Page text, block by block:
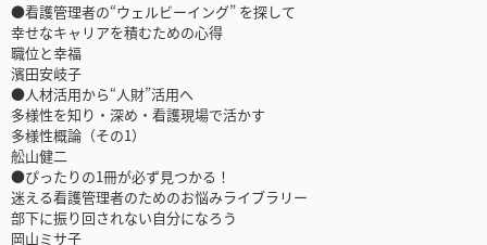
●看護管理者の“ウェルビーイング” を探して
幸せなキャリアを積むための心得
職位と幸福
濱田安岐子
●人材活用から“人財”活用へ
多様性を知り・深め・看護現場で活かす
多様性概論（その1）
舩山健二
●ぴったりの1冊が必ず見つかる！
迷える看護管理者のためのお悩みライブラリー
部下に振り回されない自分になろう
岡山ミサ子